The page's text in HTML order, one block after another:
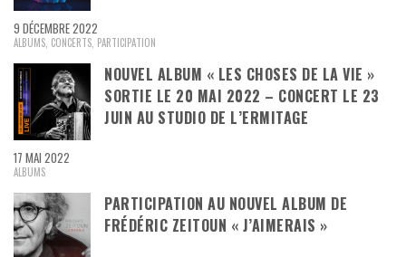
9 DÉCEMBRE 2022
ALBUMS CONCERTS PARTICIPATION
NOUVEL ALBUM « LES CHOSES DE LA VIE »
SORTIE LE 20 MAI 2022 – CONCERT LE 23
JUIN AU STUDIO DE L’ERMITAGE
17 MAI 2022
ALBUMS
PARTICIPATION AU NOUVEL ALBUM DE
FRÉDÉRIC ZEITOUN « J’AIMERAIS »